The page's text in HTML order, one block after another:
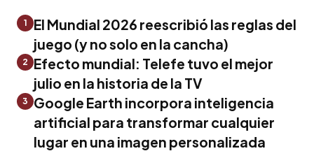
1
El Mundial 2026 reescribió las reglas del
juego (y no solo en la cancha)
2
Efecto mundial: Telefe tuvo el mejor
julio en la historia de la TV
3
Google Earth incorpora inteligencia
artificial para transformar cualquier
lugar en una imagen personalizada